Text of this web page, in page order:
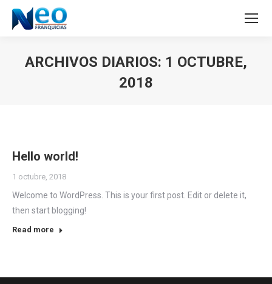
ARCHIVOS DIARIOS: 1 OCTUBRE,
2018
Hello world!
1 octubre, 2018
Welcome to WordPress. This is your first post. Edit or delete it,
then start blogging!
Read more